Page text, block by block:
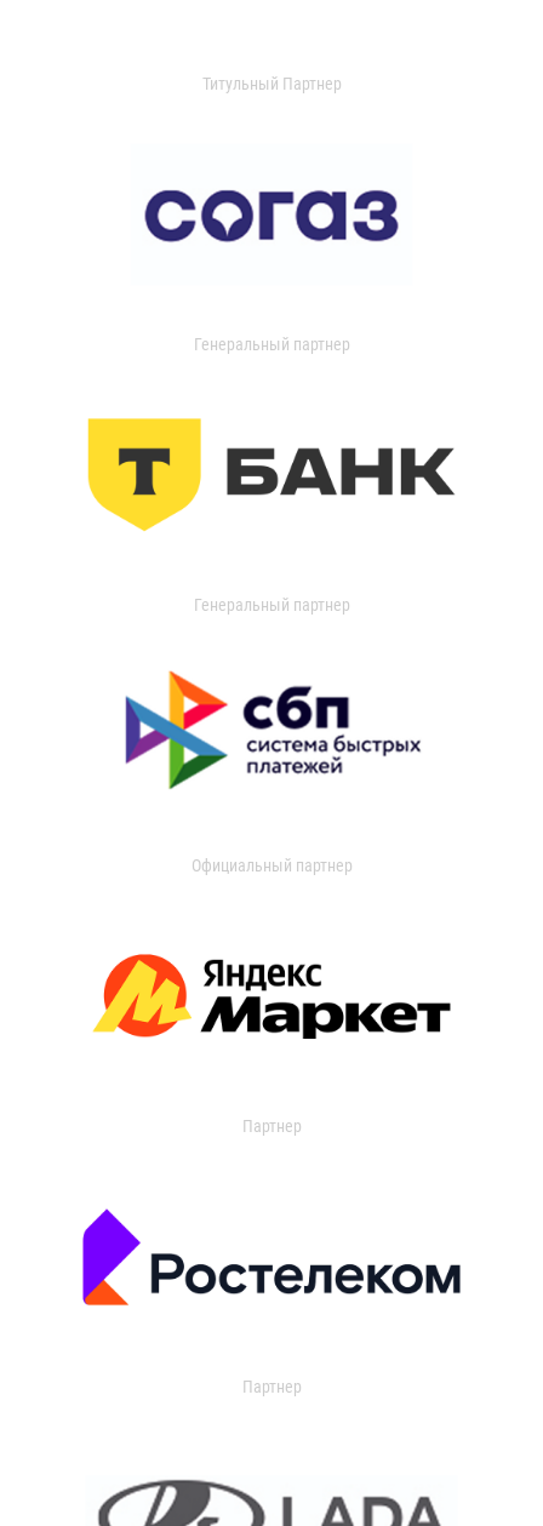
Титульный Партнер
Генеральный партнер
Генеральный партнер
Официальный партнер
Партнер
Партнер